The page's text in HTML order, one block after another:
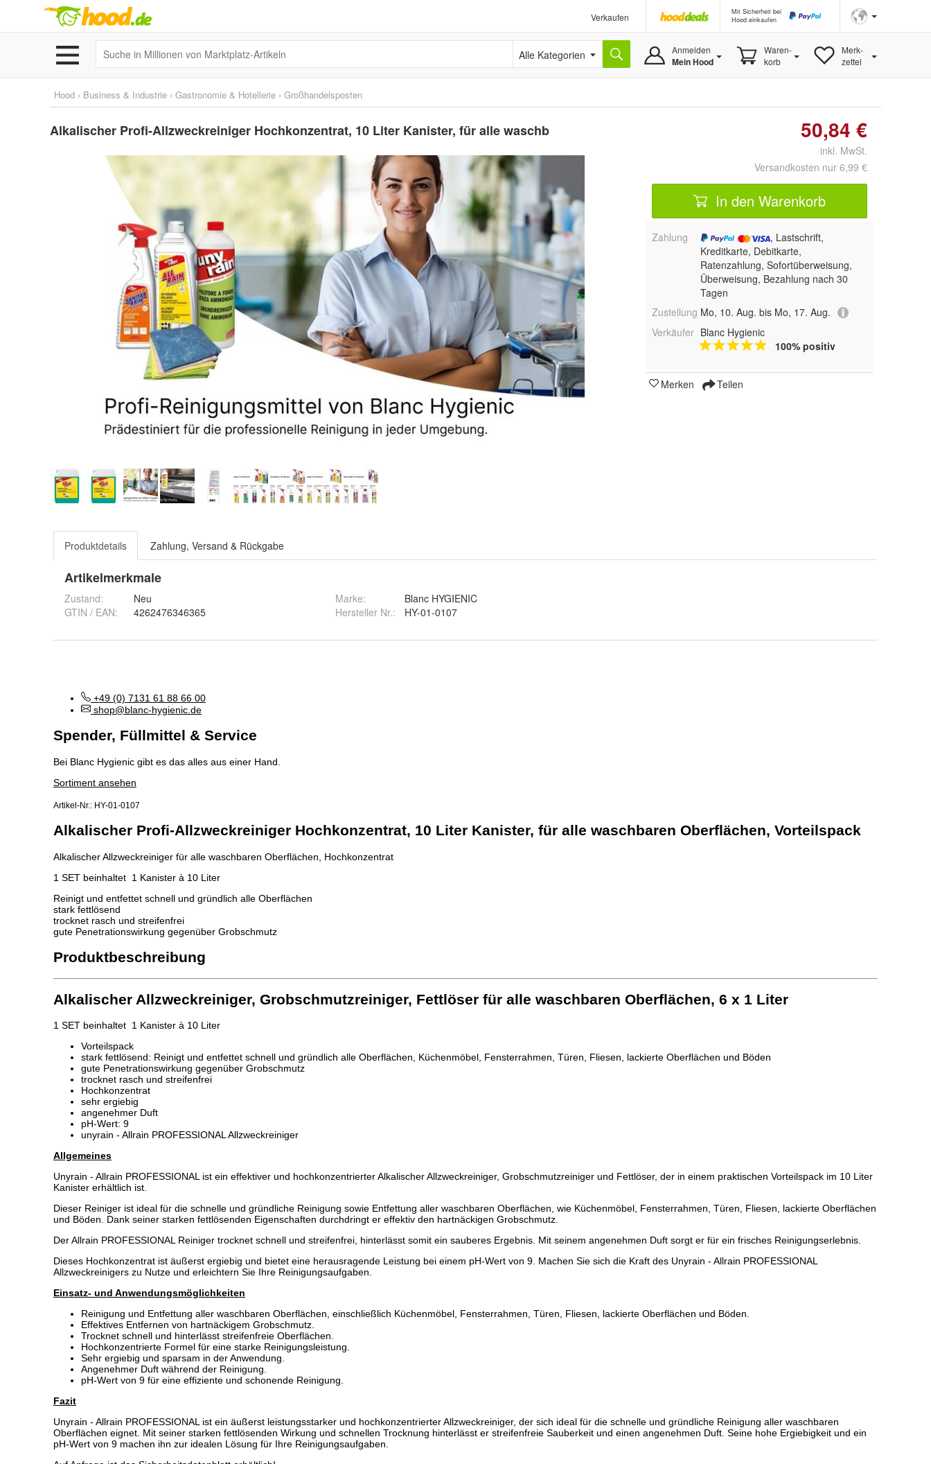
Verkaufen
Mit Sicherheit bei
Hood einkaufen
Alle Kategorien Anmelden
Mein Hood
Waren-
korb
Merk-
zettel
Hood › Business & Industrie › Gastronomie & Hotellerie › Großhandelsposten
Alkalischer Profi-Allzweckreiniger Hochkonzentrat, 10 Liter Kanister, für alle waschb 50,84 €
inkl. MwSt.
Versandkosten nur 6,99 €
In den Warenkorb
Zahlung
, Lastschrift,
Kreditkarte, Debitkarte,
Ratenzahlung, Sofortüberweisung,
Überweisung, Bezahlung nach 30
Tagen
Zustellung Mo, 10. Aug. bis Mo, 17. Aug.
Verkäufer Blanc Hygienic
100% positiv
Merken Teilen
Produktdetails Zahlung, Versand & Rückgabe
Artikelmerkmale
Zustand:
Neu
GTIN / EAN:
4262476346365
Marke:
Blanc HYGIENIC
Hersteller Nr.:
HY-01-0107